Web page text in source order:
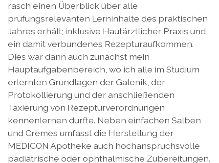
rasch einen Überblick über alle
prüfungsrelevanten Lerninhalte des praktischen
Jahres erhält; inklusive Hautärztlicher Praxis und
ein damit verbundenes Rezepturaufkommen.
Dies war dann auch zunächst mein
Hauptaufgabenbereich, wo ich alle im Studium
erlernten Grundlagen der Galenik, der
Protokollierung und der anschließenden
Taxierung von Rezepturverordnungen
kennenlernen durfte. Neben einfachen Salben
und Cremes umfasst die Herstellung der
MEDICON Apotheke auch hochanspruchsvolle
pädiatrische oder ophthalmische Zubereitungen.